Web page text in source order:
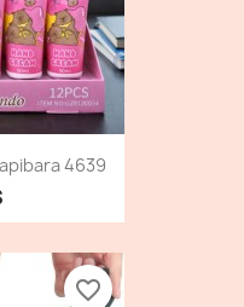
4639
favorite_border